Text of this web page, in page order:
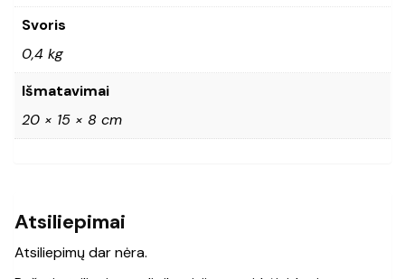
Svoris
0,4 kg
Išmatavimai
20 × 15 × 8 cm
Atsiliepimai
Atsiliepimų dar nėra.